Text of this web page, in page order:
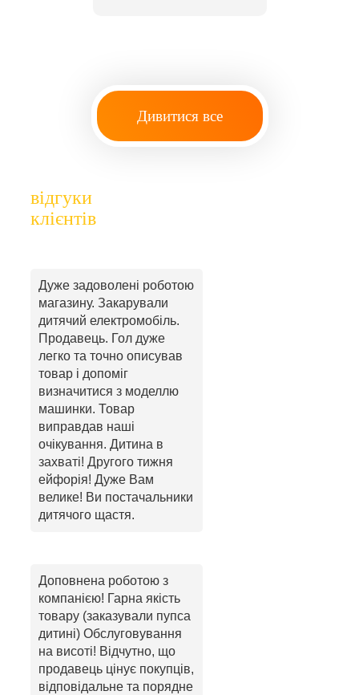
Дивитися все
відгуки
клієнтів
Дуже задоволені роботою
магазину. Закарували
дитячий електромобіль.
Продавець. Гол дуже
легко та точно описував
товар і допоміг
визначитися з моделлю
машинки. Товар
виправдав наші
очікування. Дитина в
захваті! Другого тижня
ейфорія! Дуже Вам
велике! Ви постачальники
дитячого щастя.
Доповнена роботою з
компанією! Гарна якість
товару (заказували пупса
дитині) Обслуговування
на висоті! Відчутно, що
продавець цінує покупців,
відповідальне та порядне